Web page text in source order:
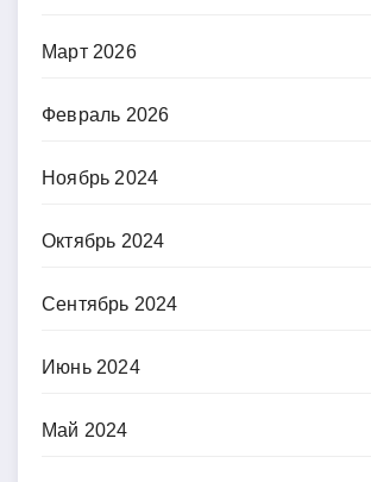
Март 2026
Февраль 2026
Ноябрь 2024
Октябрь 2024
Сентябрь 2024
Июнь 2024
Май 2024